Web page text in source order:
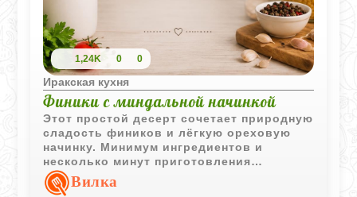
1,24K 0 0
Иракская кухня
Финики с миндальной начинкой
Этот простой десерт сочетает природную
сладость фиников и лёгкую ореховую
начинку. Минимум ингредиентов и
несколько минут приготовления
позволяют получить эффектное
лакомство к чаю или кофе.
Вилка